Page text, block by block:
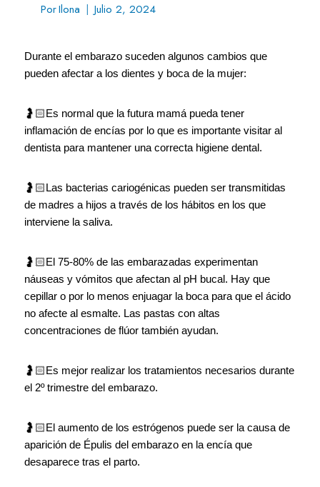
PorIlona Julio 2, 2024
Durante el embarazo suceden algunos cambios que
pueden afectar a los dientes y boca de la mujer:
🤰🏻Es normal que la futura mamá pueda tener
inflamación de encías por lo que es importante visitar al
dentista para mantener una correcta higiene dental.
🤰🏻Las bacterias cariogénicas pueden ser transmitidas
de madres a hijos a través de los hábitos en los que
interviene la saliva.
🤰🏻El 75-80% de las embarazadas experimentan
náuseas y vómitos que afectan al pH bucal. Hay que
cepillar o por lo menos enjuagar la boca para que el ácido
no afecte al esmalte. Las pastas con altas
concentraciones de flúor también ayudan.
🤰🏻Es mejor realizar los tratamientos necesarios durante
el 2º trimestre del embarazo.
🤰🏻El aumento de los estrógenos puede ser la causa de
aparición de Épulis del embarazo en la encía que
desaparece tras el parto.